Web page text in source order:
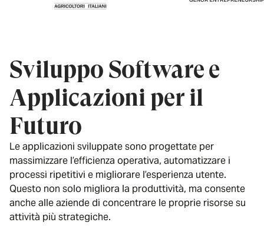
Sviluppo Software e
Applicazioni per il
Futuro
Le applicazioni sviluppate sono progettate per
massimizzare l’efficienza operativa, automatizzare i
processi ripetitivi e migliorare l’esperienza utente.
Questo non solo migliora la produttività, ma consente
anche alle aziende di concentrare le proprie risorse su
attività più strategiche.